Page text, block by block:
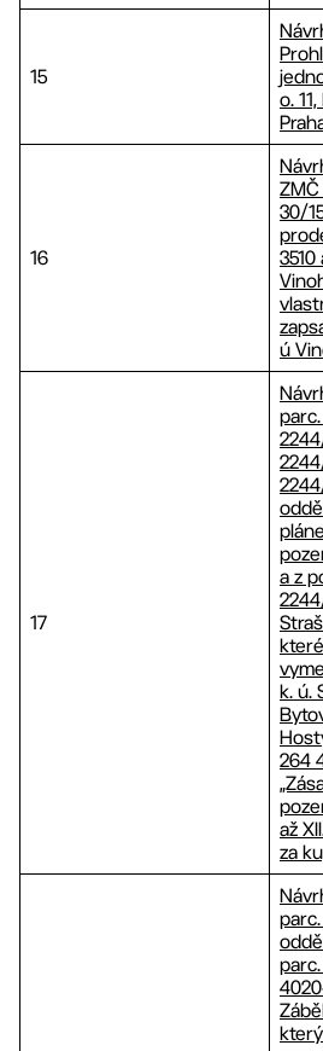
15
o.
16
ZMČ
30/
ú
17
a z
k. ú.
264
až
za